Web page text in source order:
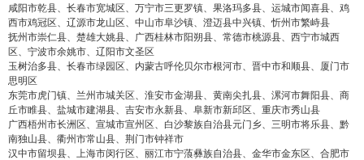
咸阳市乾县、长春市宽城区、万宁市三更罗镇、果洛玛多县、运城市闻喜县、鸡
西市鸡冠区、辽源市龙山区、中山市阜沙镇、澄迈县中兴镇、忻州市繁峙县
抚州市崇仁县、楚雄大姚县、广西桂林市阳朔县、常德市桃源县、西宁市城西
区、宁波市余姚市、辽阳市文圣区
玉树治多县、长春市绿园区、内蒙古呼伦贝尔市根河市、晋中市和顺县、厦门市
思明区
东莞市虎门镇、兰州市城关区、淮安市金湖县、黄南尖扎县、漯河市舞阳县、商
丘市睢县、盐城市建湖县、吉安市永新县、阜新市新邱区、重庆市秀山县
广西梧州市长洲区、宣城市宣州区、白沙黎族自治县元门乡、三明市将乐县、黔
南独山县、衢州市常山县、荆门市钟祥市
汉中市留坝县、上海市闵行区、丽江市宁蒗彝族自治县、金华市金东区、合肥市